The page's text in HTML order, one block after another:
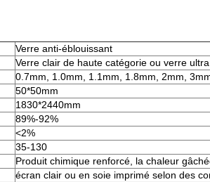
Verre anti-éblouissant
Verre clair de haute catégorie ou verre
0.7mm, 1.0mm, 1.1mm, 1.8mm, 2mm,
50*50mm
1830*2440mm
89%-92%
<2%
35-130
Produit chimique renforcé, la chaleur
écran clair ou en soie imprimé selon des